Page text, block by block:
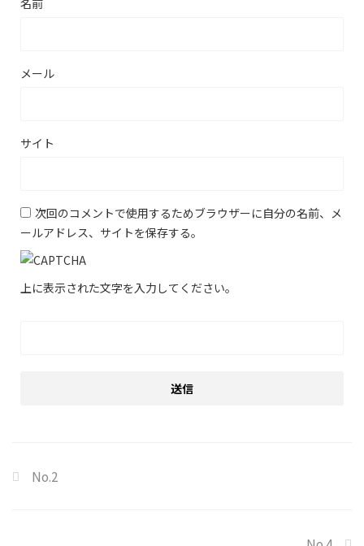
名前
メール
サイト
次回のコメントで使用するためブラウザーに自分の名前、メ
ールアドレス、サイトを保存する。
上に表示された文字を入力してください。
No.2